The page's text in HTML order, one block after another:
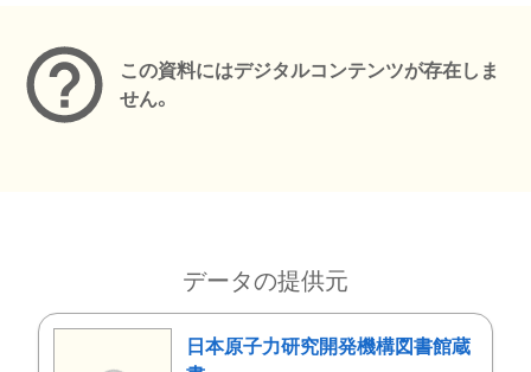
この資料にはデジタルコンテンツが存在しま
せん。
データの提供元
日本原子力研究開発機構図書館蔵